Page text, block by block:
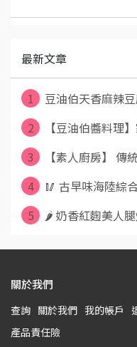
最新文章
1
豆油伯天香麻辣
2
【豆油伯醬料理
3
【素人廚房】 傳
4
🥢 古早味海陸綜
5
🌶️ 奶香紅麴美人
關於我們
查詢 關於我們 我的帳戶
產品責任險